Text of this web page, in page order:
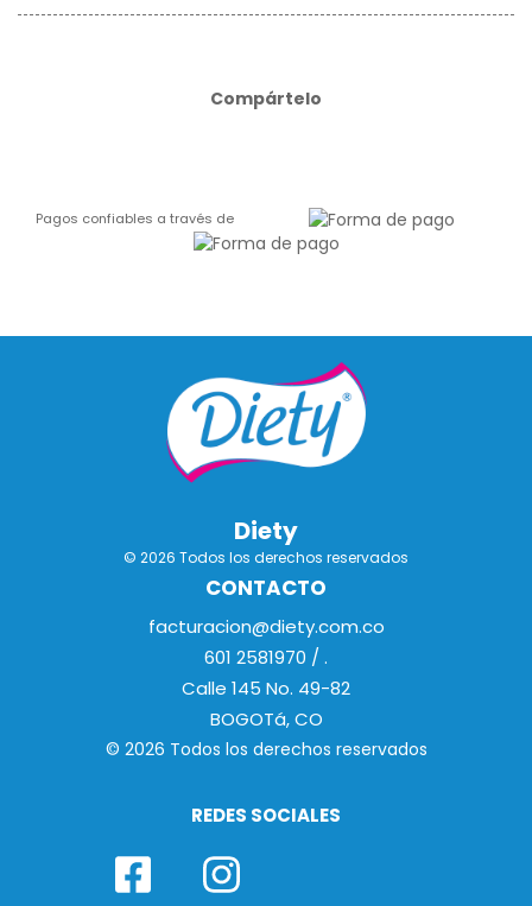
Compártelo
Pagos confiables a través de
Diety
© 2026 Todos los derechos reservados
CONTACTO
facturacion@diety.com.co
601 2581970 / .
Calle 145 No. 49-82
BOGOTá, CO
© 2026 Todos los derechos reservados
REDES SOCIALES